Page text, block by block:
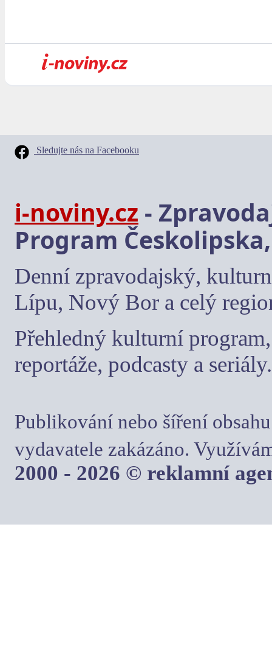
Sledujte nás na Facebooku
i-noviny.cz -
Program
Denní zpravodajský,
Lípu, Nový Bor a celý
Přehledný kulturní
reportáže, podcasty a seriály.
Publikování nebo šíření
vydavatele zakázáno.
2000 - 2026 © reklamní